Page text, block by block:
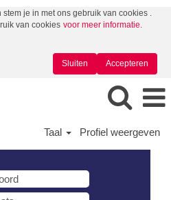
je in met ons gebruik van cookies .
van cookies voor meer informatie.
Accepteren
Sluiten
Taal Profiel weergeven